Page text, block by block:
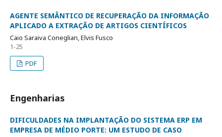
AGENTE SEMÂNTICO DE RECUPERAÇÃO DA INFORMAÇÃO
APLICADO A EXTRAÇÃO DE ARTIGOS CIENTÍFICOS
Caio Saraiva Coneglian, Elvis Fusco
1-25
PDF
Engenharias
DIFICULDADES NA IMPLANTAÇÃO DO SISTEMA ERP EM
EMPRESA DE MÉDIO PORTE: UM ESTUDO DE CASO